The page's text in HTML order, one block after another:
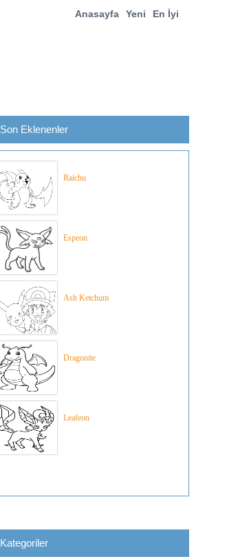
Anasayfa Yeni En İyi
Son Eklenenler
Raichu
Espeon
Ash Ketchum
Dragonite
Leafeon
Kategoriler